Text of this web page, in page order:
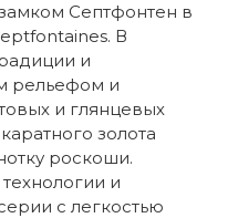
Септфонтен в
В
и
рельефом и
и глянцевых
золота
роскоши.
и
с легкостью